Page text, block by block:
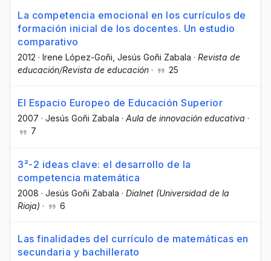
La competencia emocional en los currículos de
formación inicial de los docentes. Un estudio
comparativo
2012 · Irene López-Goñi , Jesús Goñi Zabala · Revista de
educación/Revista de educación · 25
El Espacio Europeo de Educación Superior
2007 · Jesús Goñi Zabala · Aula de innovación educativa ·
7
3²-2 ideas clave: el desarrollo de la
competencia matemática
2008 · Jesús Goñi Zabala · Dialnet (Universidad de la
Rioja) · 6
Las finalidades del currículo de matemáticas en
secundaria y bachillerato